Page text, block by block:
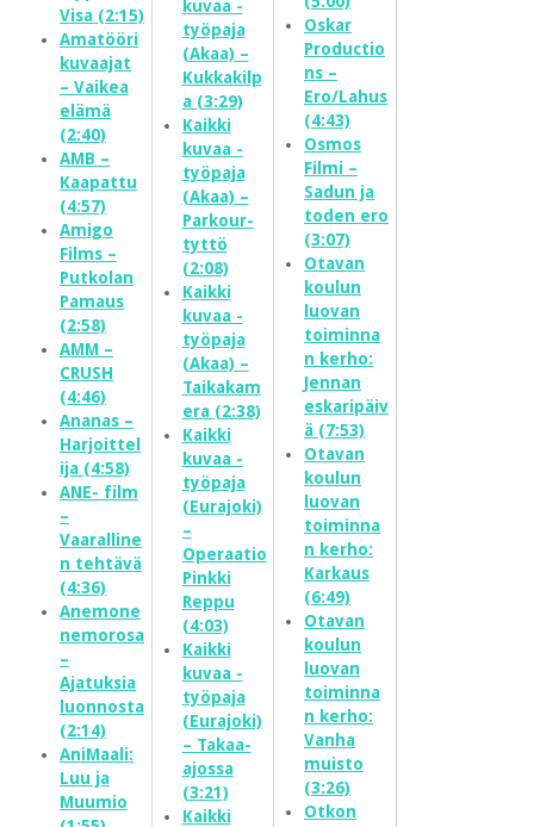
Visa (2:15)
Amatööri
kuvaajat
– Vaikea
elämä
(2:40)
AMB –
Kaapattu
(4:57)
Amigo
Films –
Putkolan
Pamaus
(2:58)
AMM –
CRUSH
(4:46)
Ananas –
Harjoittel
ija (4:58)
ANE- film
–
Vaaralline
n tehtävä
(4:36)
Anemone
nemorosa
–
Ajatuksia
luonnosta
(2:14)
AniMaali:
Luu ja
Muumio
kuvaa -
työpaja
(Akaa) –
Kukkakilp
a (3:29)
Kaikki
kuvaa -
työpaja
(Akaa) –
Parkour-
tyttö
(2:08)
Kaikki
kuvaa -
työpaja
(Akaa) –
Taikakam
era (2:38)
Kaikki
kuvaa -
työpaja
(Eurajoki)
–
Operaatio
Pinkki
Reppu
(4:03)
Kaikki
kuvaa -
työpaja
(Eurajoki)
– Takaa-
ajossa
(3:21)
Kaikki
Oskar
Productio
ns –
Ero/Lahus
(4:43)
Osmos
Filmi –
Sadun ja
toden ero
(3:07)
Otavan
koulun
luovan
toiminna
n kerho:
Jennan
eskaripäiv
ä (7:53)
Otavan
koulun
luovan
toiminna
n kerho:
Karkaus
(6:49)
Otavan
koulun
luovan
toiminna
n kerho:
Vanha
muisto
(3:26)
Otkon